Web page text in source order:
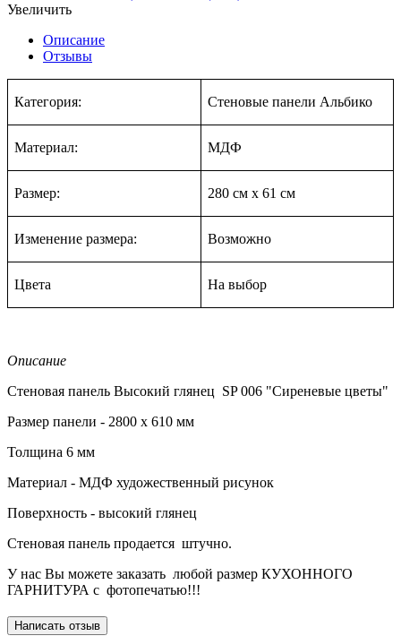
Увеличить
Описание
Отзывы
Категория: Стеновые панели Альбико
Материал: МДФ
Размер: 280 смх 61 см
Изменение размера: Возможно
Цвета На выбор
Описание
Стеновая панель Высокий глянец SP006 "Сиреневые цветы"
Размер панели - 2800 х 610 мм
Толщина 6 мм
Материал - МДФ художественный рисунок
Поверхность - высокий глянец
Стеновая панель продается штучно.
У нас Вы можете заказать любой размер КУХОННОГО
ГАРНИТУРА с фотопечатью!!!